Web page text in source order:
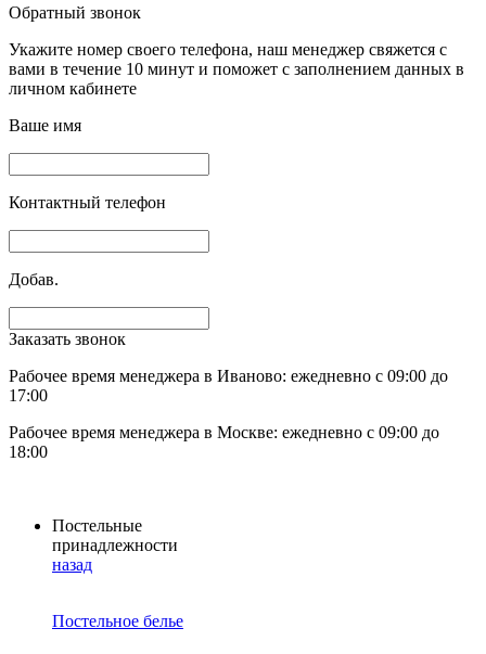
Обратный звонок
Укажите номер своего телефона, наш менеджер свяжется с
вами в течение 10 минут и поможет с заполнением данных в
личном кабинете
Ваше имя
Контактный телефон
Добав.
Заказать звонок
Рабочее время менеджера в Иваново: ежедневно с 09:00 до
17:00
Рабочее время менеджера в Москве: ежедневно с 09:00 до
18:00
Постельные
принадлежности
назад
Постельное белье